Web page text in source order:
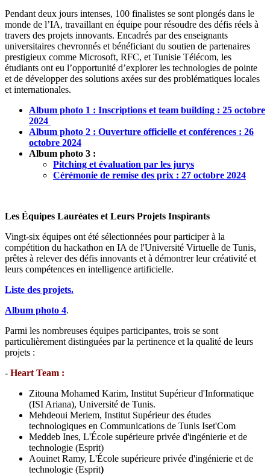
Pendant deux jours intenses, 100 finalistes se sont plongés dans le
monde de l’IA, travaillant en équipe pour résoudre des défis réels à
travers des projets innovants. Encadrés par des enseignants
universitaires chevronnés et bénéficiant du soutien de partenaires
prestigieux comme Microsoft, RFC, et Tunisie Télécom, les
étudiants ont eu l’opportunité d’explorer les technologies de pointe
et de développer des solutions axées sur des problématiques locales
et internationales.
Album photo 1 : Inscriptions et team building : 25 octobre
2024
Album photo 2 : Ouverture officielle et conférences : 26
octobre 2024
Album photo 3 :
Pitching et évaluation par les jurys
Cérémonie de remise des prix : 27 octobre 2024
Les Équipes Lauréates et Leurs Projets Inspirants
Vingt-six équipes ont été sélectionnées pour participer à la
compétition du hackathon en IA de l'Université Virtuelle de Tunis,
prêtes à relever des défis innovants et à démontrer leur créativité et
leurs compétences en intelligence artificielle.
Liste des projets.
Album photo 4.
Parmi les nombreuses équipes participantes, trois se sont
particulièrement distinguées par la pertinence et la qualité de leurs
projets :
- Heart Team :
Zitouna Mohamed Karim, Institut Supérieur d'Informatique
(ISI Ariana), Université de Tunis.
Mehdeoui Meriem, Institut Supérieur des études
technologiques en Communications de Tunis Iset'Com
Meddeb Ines, L'École supérieure privée d'ingénierie et de
technologie (Esprit)
Aouinet Ramy, L'École supérieure privée d'ingénierie et de
technologie (Esprit)